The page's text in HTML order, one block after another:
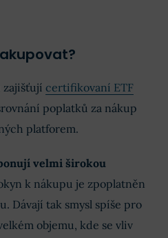
zajišťují certifikovaní ETF
poplatků za nákup
platforem.
velmi širokou
k nákupu je zpoplatněn
Dávají tak smysl spíše pro
objemu, kde se vliv